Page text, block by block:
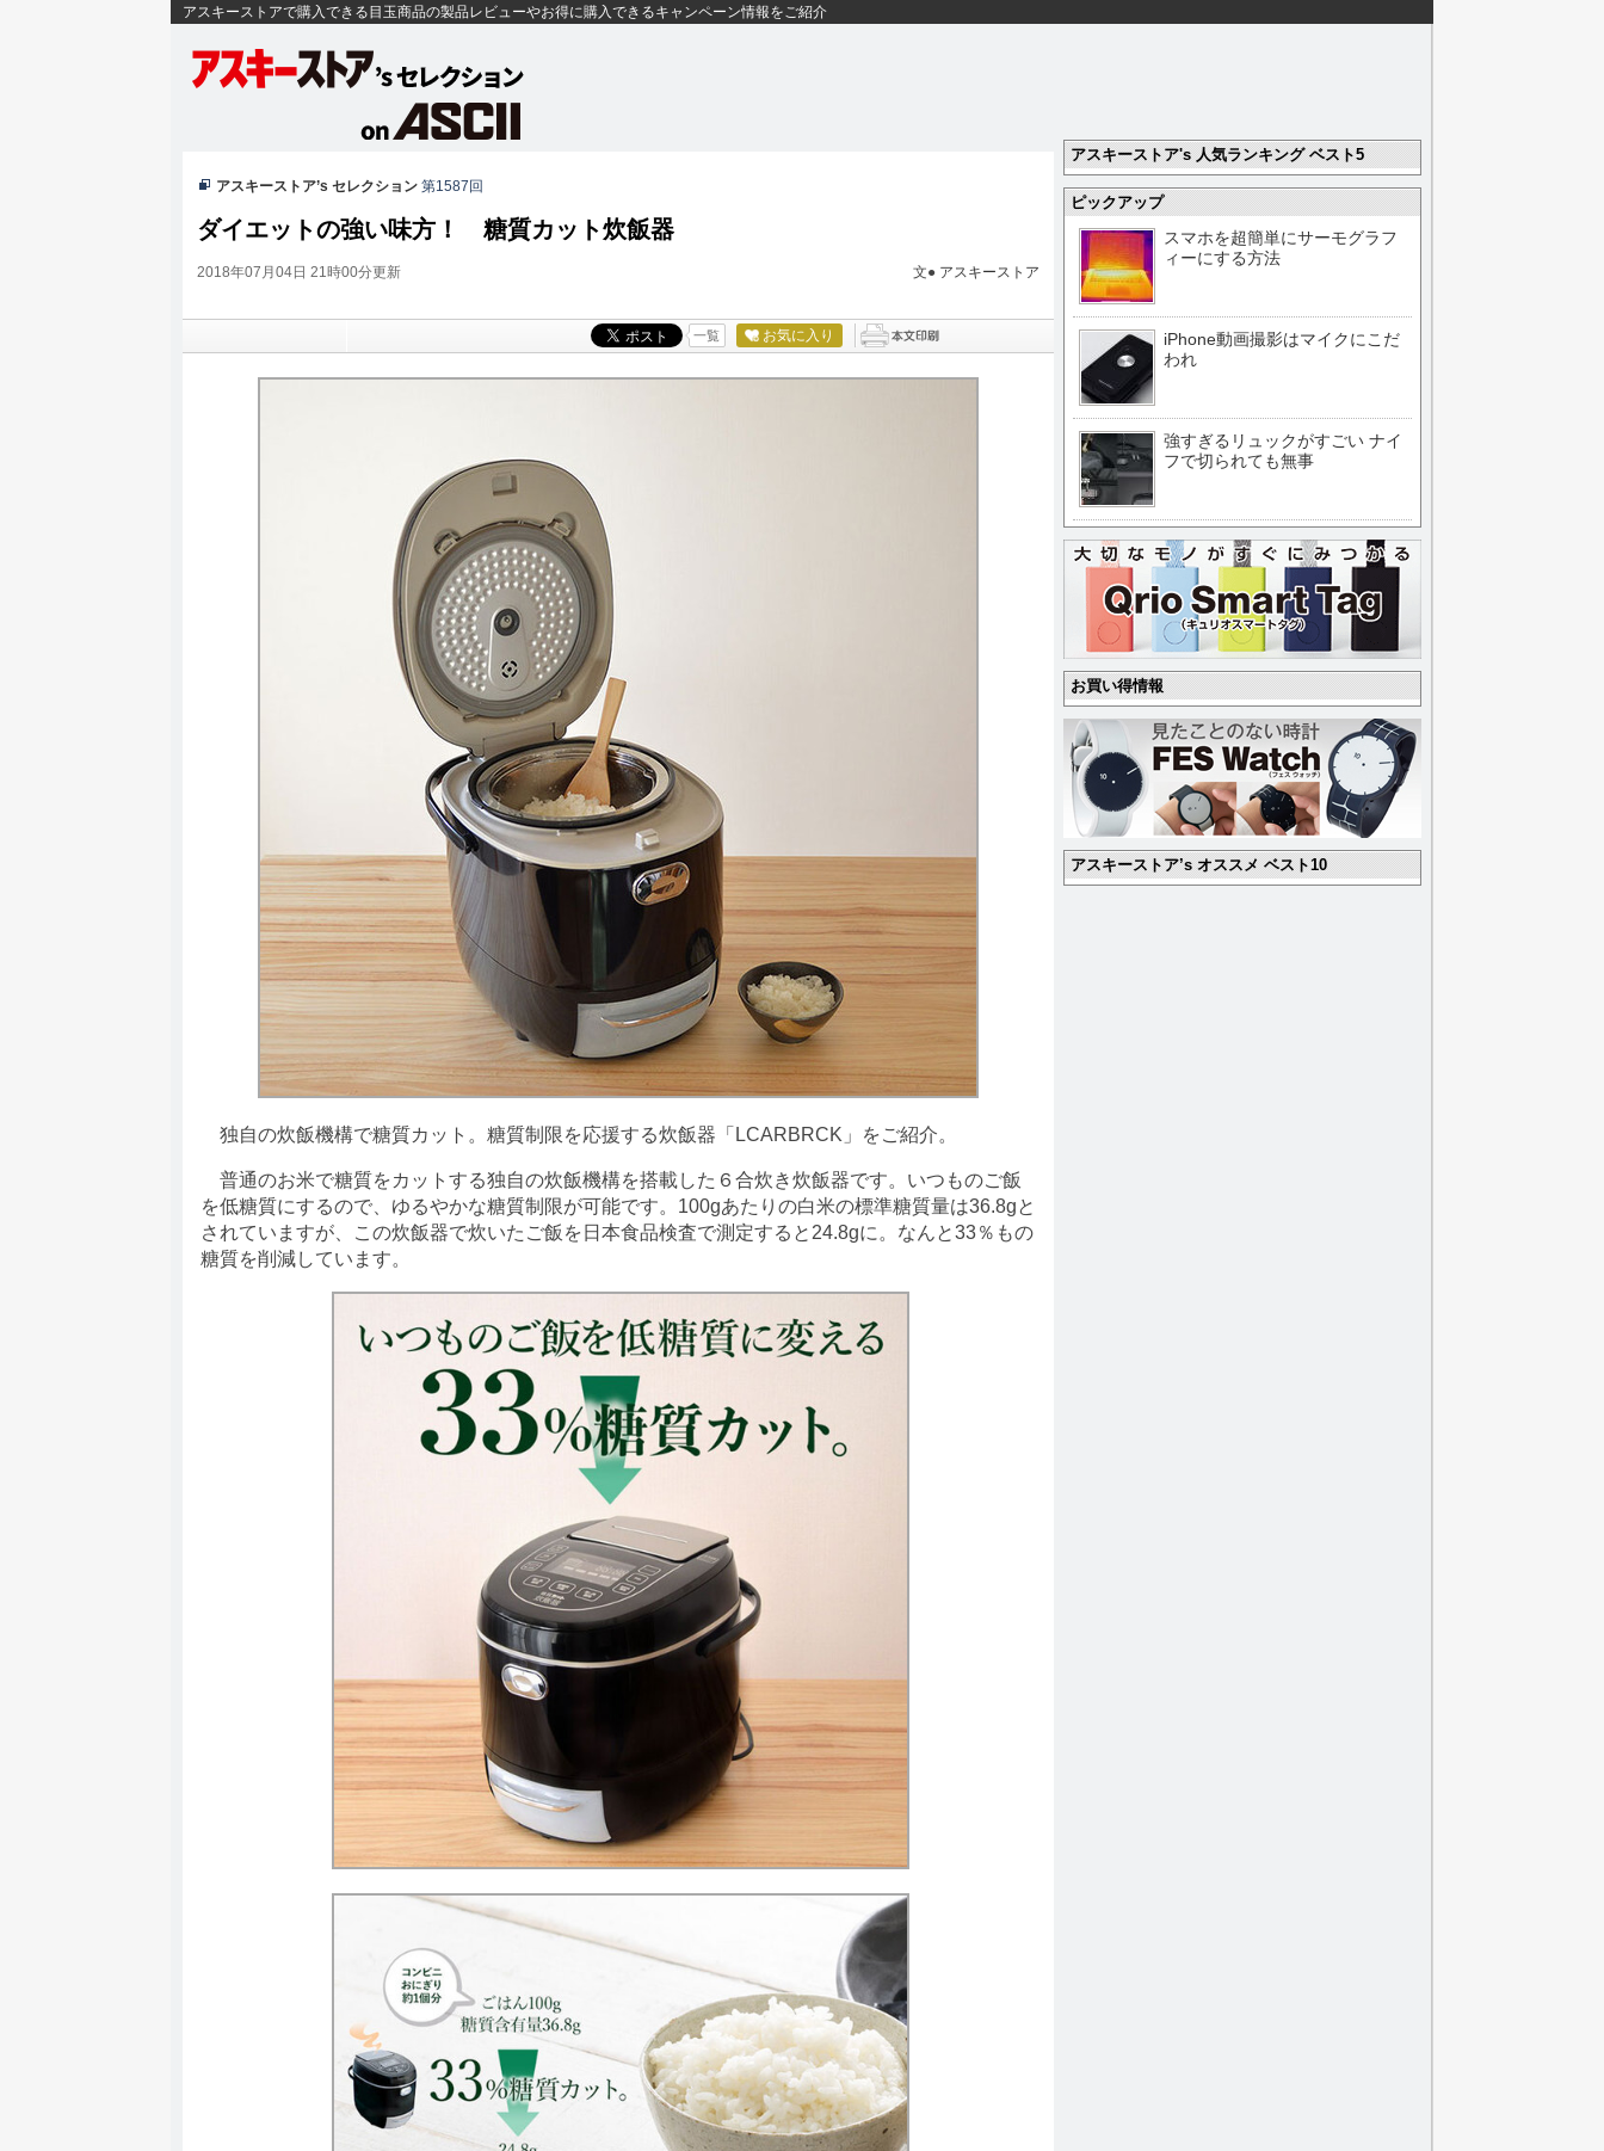
アスキーストアで購入できる目玉商品の製品レビューやお得に購入できるキャンペーン情報をご紹介
アスキーストア’s セレクション 第1587回
ダイエットの強い味方！ 糖質カット炊飯器
2018年07月04日 21時00分更新 文● アスキーストア
一覧 お気に入り
独自の炊飯機構で糖質カット。糖質制限を応援する炊飯器「LCARBRCK」をご紹介。
普通のお米で糖質をカットする独自の炊飯機構を搭載した６合炊き炊飯器です。いつものご飯
を低糖質にするので、ゆるやかな糖質制限が可能です。100gあたりの白米の標準糖質量は36.8gと
されていますが、この炊飯器で炊いたご飯を日本食品検査で測定すると24.8gに。なんと33％もの
糖質を削減しています。
アスキーストア's 人気ランキング ベスト5
ピックアップ
スマホを超簡単にサーモグラフ
ィーにする方法
iPhone動画撮影はマイクにこだ
われ
強すぎるリュックがすごい ナイ
フで切られても無事
お買い得情報
アスキーストア’s オススメ ベスト10